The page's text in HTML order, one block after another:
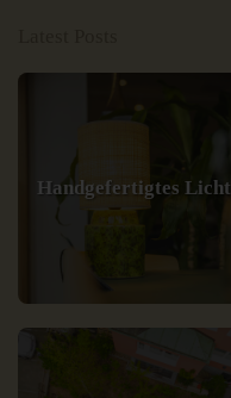
Handgefertigtes Licht